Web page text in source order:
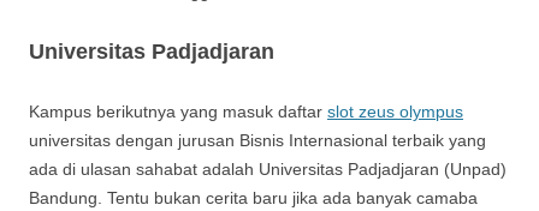
Universitas Padjadjaran
Kampus berikutnya yang masuk daftar slot zeus olympus
universitas dengan jurusan Bisnis Internasional terbaik yang
ada di ulasan sahabat adalah Universitas Padjadjaran (Unpad)
Bandung. Tentu bukan cerita baru jika ada banyak camaba